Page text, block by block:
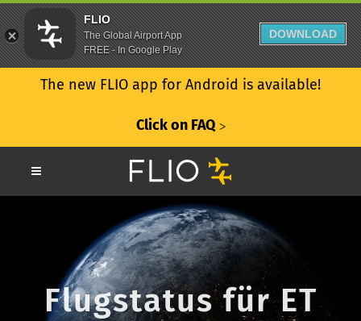
The new FLIO app for Android is available!
Click on FAQ ᐳ
Flugstatus für ET
FLIO
The Global Airport App
FREE - In Google Play
DOWNLOAD